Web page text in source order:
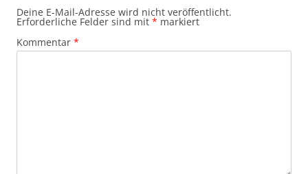
Deine E-Mail-Adresse wird nicht veröffentlicht.
Erforderliche Felder sind mit * markiert
Kommentar *